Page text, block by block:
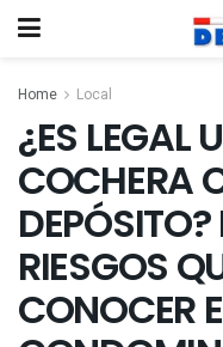
Home Local
¿ES LEGAL
COCHERA
DEPÓSITO?
RIESGOS
CONOCER